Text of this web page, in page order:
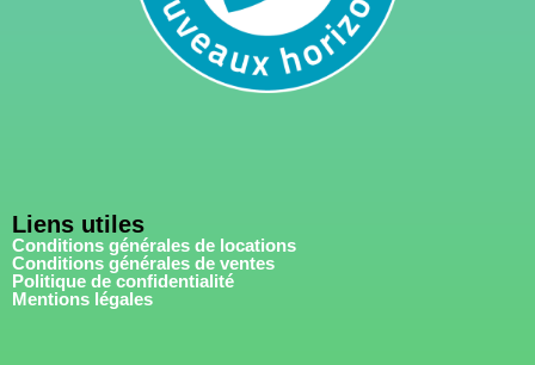
Liens utiles
Conditions générales de locations
Conditions générales de ventes
Politique de confidentialité
Mentions légales